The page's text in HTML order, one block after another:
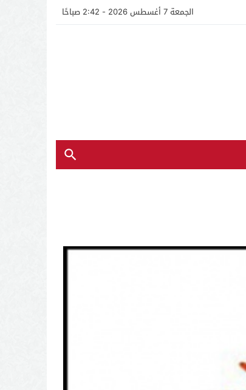
الجمعة 7 أغسطس 2026 - 2:42 صباحًا